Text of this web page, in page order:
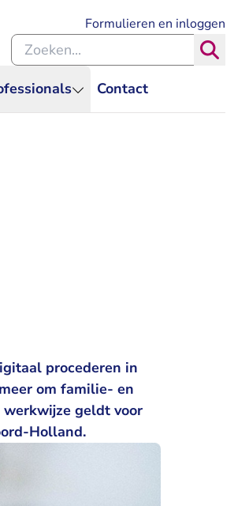
Contact
Formulieren en inloggen
Zoeken binnen de Rechtspraak
procederen in
om familie- en
werkwijze geldt voor
Holland.